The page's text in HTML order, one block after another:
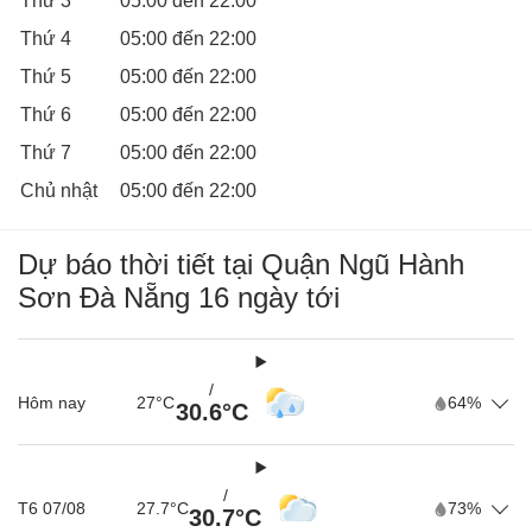
diện cho trẻ em. Cơ sở vật chất tại đây cũng được bảo trì
thường xuyên để đảm bảo mọi hoạt động vui chơi đều
diễn ra an toàn và thoải mái.
Nẵng Doraemon chắc chắn là điểm đến vui chơi thú vị,
an toàn và bổ ích cho các bé và gia đình tại Đà Nẵng.
Thứ 4
05:00 đến 22:00
Thứ 5
05:00 đến 22:00
Thứ 6
05:00 đến 22:00
Thứ 7
05:00 đến 22:00
Chủ nhật
05:00 đến 22:00
Dự báo thời tiết tại Quận Ngũ Hành
Sơn Đà Nẵng 16 ngày tới
Hôm nay 27°C
/
30.6°C 64%
T6 07/08 27.7°C
/
30.7°C 73%